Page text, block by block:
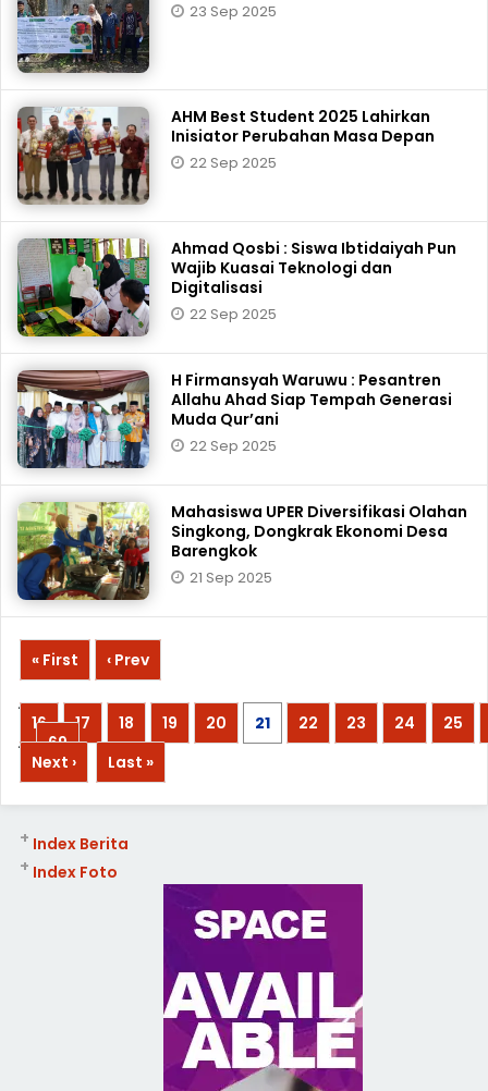
23 Sep 2025
AHM Best Student 2025 Lahirkan
Inisiator Perubahan Masa Depan
22 Sep 2025
Ahmad Qosbi : Siswa Ibtidaiyah Pun
Wajib Kuasai Teknologi dan
Digitalisasi
22 Sep 2025
H Firmansyah Waruwu : Pesantren
Allahu Ahad Siap Tempah Generasi
Muda Qur’ani
22 Sep 2025
Mahasiswa UPER Diversifikasi Olahan
Singkong, Dongkrak Ekonomi Desa
Barengkok
21 Sep 2025
« First
‹ Prev
...
16
17 18 19 20 21 22 23 24
25
...
69
Next ›
Last »
Index Berita
+
Index Foto
+